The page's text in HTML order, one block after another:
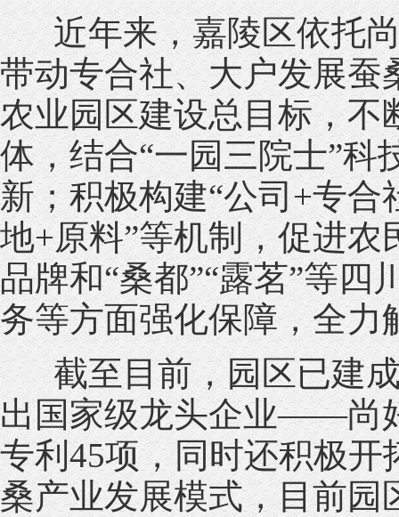
近年来，嘉陵区依托尚
带动专合社、大户发展蚕
农业园区建设总目标，不
体，结合“一园三院士”
新；积极构建“公司+专合
地+原料”等机制，促进农
品牌和“桑都”“露茗”等
务等方面强化保障，全力
截至目前，园区已建成
出国家级龙头企业——尚
专利45项，同时还积极
桑产业发展模式，目前园